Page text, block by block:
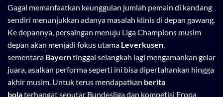
Gagal memanfaatkan keunggulan jumlah pemain di kandang
sendiri menunjukkan adanya masalah klinis di depan gawang.
Ke depannya, persaingan menuju Liga Champions musim
depan akan menjadi fokus utama Leverkusen
sementara Bayerntinggal selangkah lagi mengamankan gelar
juara, asalkan performa seperti ini bisa dipertahankan hingga
akhir musim. Untuk terus mendapatkan berita
bolaterhangat seputar Bundesliga dan kompetisi Eropa